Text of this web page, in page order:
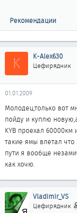
Рекомендации
K K-Alex630
Цефирядник
01.01.2009
Молодец,только вот
пойду и куплю
KYB проехал
такие ямы влетал
пути я вообще
как хочю.
Vladimir_VS
Цефирядник